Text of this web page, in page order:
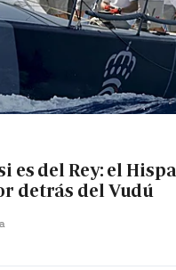
es del Rey: el
detrás del Vudú